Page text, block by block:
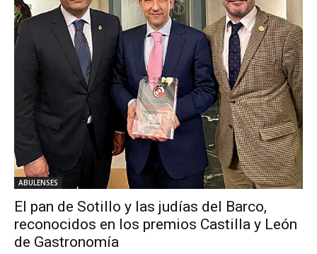
ABULENSES
El pan de Sotillo y las judías del Barco,
reconocidos en los premios Castilla y León
de Gastronomía